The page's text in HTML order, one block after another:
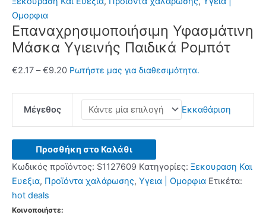
Ομορφια
Επαναχρησιμοποιήσιμη Υφασμάτινη
Μάσκα Υγιεινής Παιδικά Ρομπότ
€2.17 – €9.20Price
€2.17
through
€9.20
Ρωτήστε μας για διαθεσιμότητα.
Μέγεθος Εκκαθάριση
Επαναχρησιμοποιήσιμη
Υφασμάτινη
Υγιεινής
Προσθήκη στο Καλάθι
Κωδικός προϊόντος: S1127609 Κατηγορίες: Ξεκουραση Και
Ευεξια, Προϊόντα χαλάρωσης, Υγεια | Ομορφια Ετικέτα:
hot deals
Κοινοποιήστε: